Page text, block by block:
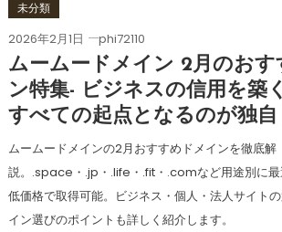
未分類
2026年2月1日 phi72110
ムームードメイン 2月のおす
ン特集- ビジネスの信用を
すべての起点となるのが独
ムームードメインの2月おすすめドメインを徹底解
説。.space・.jp・.life・.fit・.comなど用途別に最
低価格で取得可能。ビジネス・個人・法人サイト
イン選びのポイントも詳しく紹介します。